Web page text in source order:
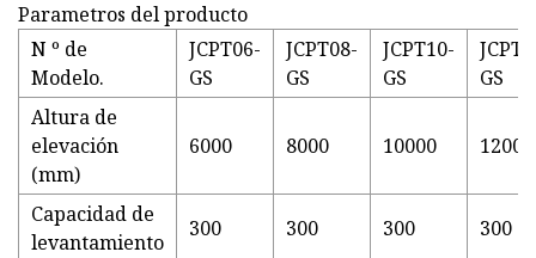
Parametros del producto
N º de
Modelo.
JCPT06-
GS
JCPT08-
GS
JCPT10-
GS
GS
Altura de
elevación
(mm)
6000 8000 10000 12000
Capacidad de
levantamiento
300 300 300 300